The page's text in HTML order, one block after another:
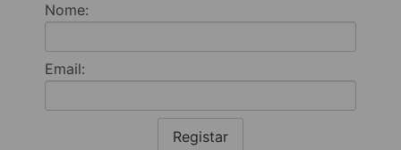
Nome:
Email:
Registar